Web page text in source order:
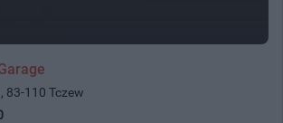
83-110 Tczew